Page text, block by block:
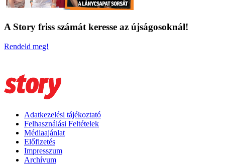
A Story friss számát keresse az újságosoknál!
Rendeld meg!
Adatkezelési tájékoztató
Felhasználási Feltételek
Médiaajánlat
Előfizetés
Impresszum
Archívum